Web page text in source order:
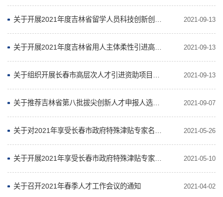
2021-09-13
2021-09-13
2021-09-13
2021-09-07
2021-05-26
2021-05-10
关于召开2021年春季人才工作会议的通知 2021-04-02